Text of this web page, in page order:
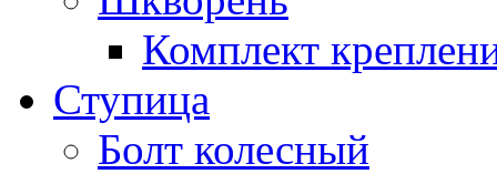
Комплект
Ступица
Болт колесный